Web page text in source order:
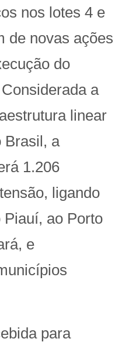
nos lotes 4 e
de novas ações
do
a
linear
Brasil, a
1.206
ligando
ao Porto
e
para